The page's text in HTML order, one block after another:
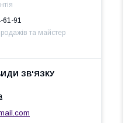
61-91
та майстер